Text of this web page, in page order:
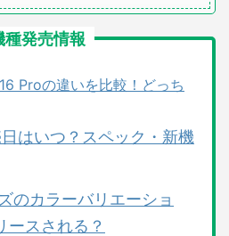
発売情報
Proの違いを比較！どっち
はいつ？スペック・新機
のカラーバリエーショ
ースされる？